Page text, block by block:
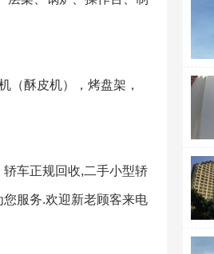
（酥皮机），烤盘架，
车正规回收,二手小型轿
服务.欢迎新老顾客来电